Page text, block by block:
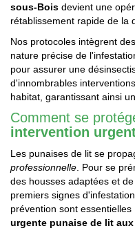
sous-Bois devient une
rétablissement rapide de la
Nos protocoles intègrent
nature précise de
pour assurer une
d'innombrables
habitat, garantissant ainsi
Comment se
intervention
Les punaises de lit se
professionnelle. Pour se
des housses adaptées et
premiers signes
prévention sont
urgente punaise de lit